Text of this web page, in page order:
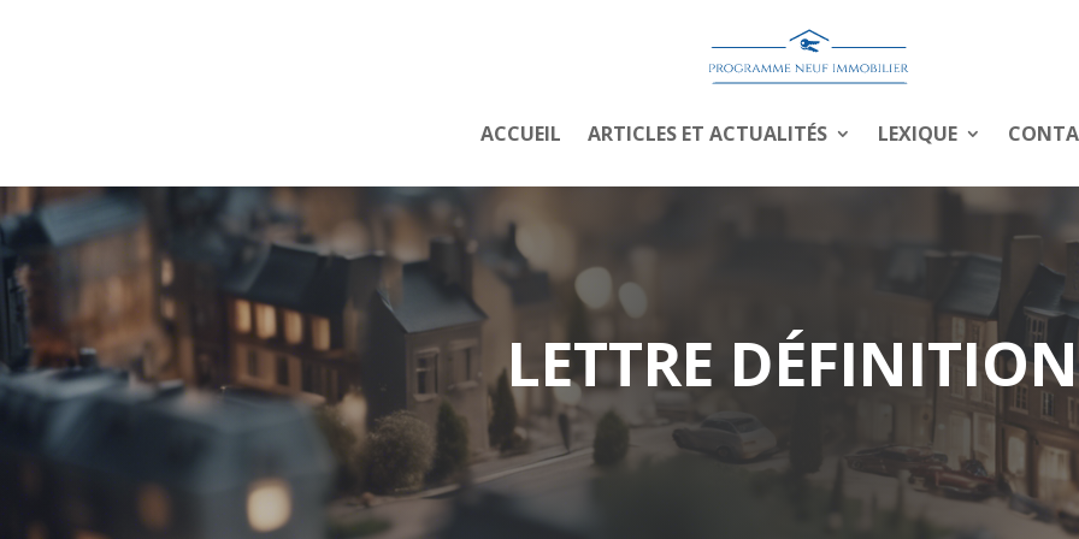
ACCUEIL ARTICLES ET ACTUALITÉS LEXIQUE
LETTRE